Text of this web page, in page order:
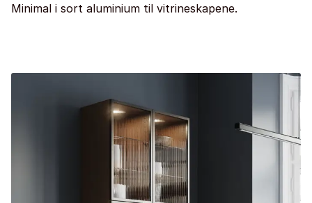
Minimal i sort aluminium til vitrineskapene.